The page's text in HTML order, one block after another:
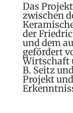
Das
zwischen
der
und dem
gefördert
Wirtschaft
B. Seitz
Projekt